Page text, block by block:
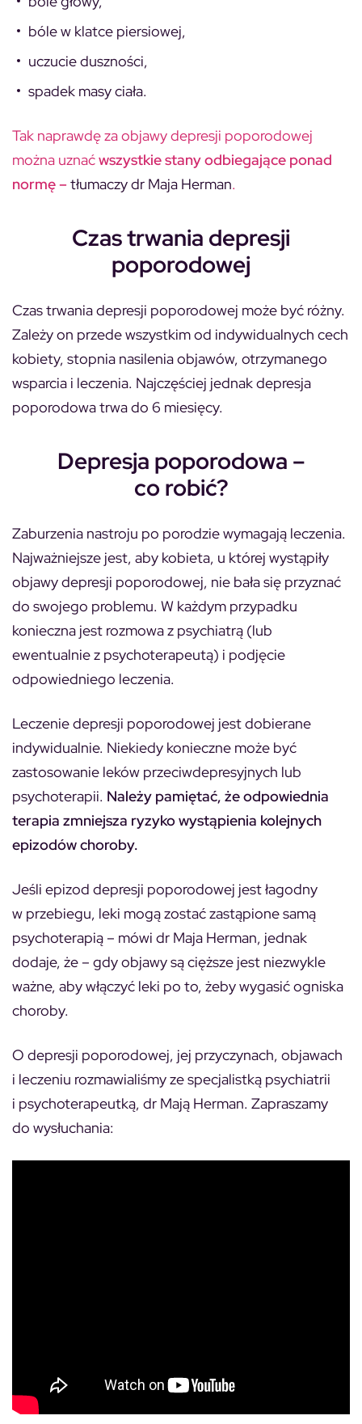
bóle w klatce piersiowej,
uczucie duszności,
spadek masy ciała.
Tak naprawdę za objawy depresji poporodowej
można uznaćwszystkie stany odbiegające ponad
normę – tłumaczy dr Maja Herman.
Czas trwania depresji
poporodowej
Czas trwania depresji poporodowej może być różny.
Zależy on przede wszystkim od indywidualnych cech
kobiety, stopnia nasilenia objawów, otrzymanego
wsparcia i leczenia. Najczęściej jednak depresja
poporodowa trwa do 6 miesięcy.
Depresja poporodowa –
co robić?
Zaburzenia nastroju po porodzie wymagają leczenia.
Najważniejsze jest, aby kobieta, u której wystąpiły
objawy depresji poporodowej, nie bała się przyznać
do swojego problemu. W każdym przypadku
konieczna jest rozmowa z psychiatrą (lub
ewentualnie z psychoterapeutą) i podjęcie
odpowiedniego leczenia.
Leczenie depresji poporodowej jest dobierane
indywidualnie. Niekiedy konieczne może być
zastosowanie leków przeciwdepresyjnych lub
psychoterapii. Należy pamiętać, że odpowiednia
terapia zmniejsza ryzyko wystąpienia kolejnych
epizodów choroby.
Jeśli epizod depresji poporodowej jest łagodny
w przebiegu, leki mogą zostać zastąpione samą
psychoterapią – mówi dr Maja Herman, jednak
dodaje, że – gdy objawy są cięższe jest niezwykle
ważne, aby włączyć leki po to, żeby wygasić ogniska
choroby.
O depresji poporodowej, jej przyczynach, objawach
i leczeniu rozmawialiśmy ze specjalistką psychiatrii
i psychoterapeutką, dr Mają Herman. Zapraszamy
do wysłuchania: